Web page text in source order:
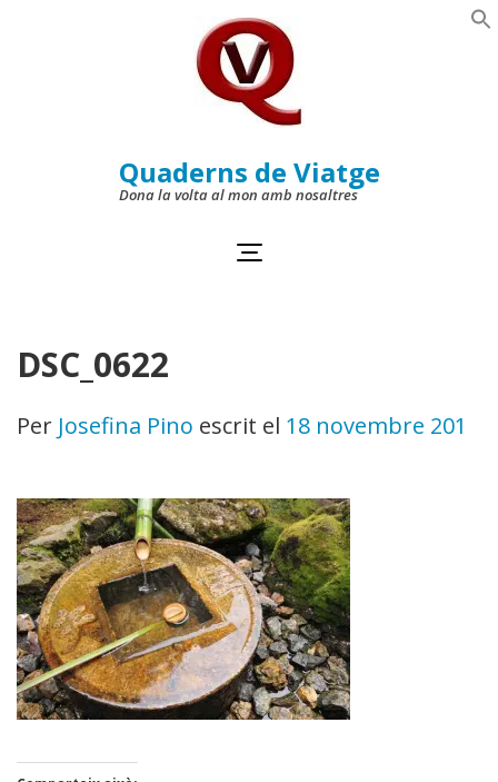
Quaderns de Viatge
Dona la volta al mon amb nosaltres
DSC_0622
Per Josefina Pino escrit el 18 novembre 2011